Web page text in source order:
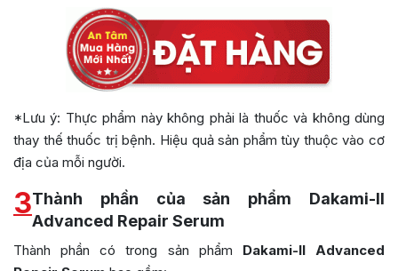
*Lưu ý: Thực phẩm này không phải là thuốc và không dùng
thay thế thuốc trị bệnh. Hiệu quả sản phẩm tùy thuộc vào cơ
địa của mỗi người.
3Thành phần của sản phẩm Dakami-II
Advanced Repair Serum
Thành phần có trong sản phẩm Dakami-II Advanced